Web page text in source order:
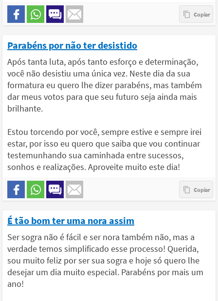
Parabéns por não ter desistido
Após tanta luta, após tanto esforço e determinação,
você não desistiu uma única vez. Neste dia da sua
formatura eu quero lhe dizer parabéns, mas também
dar meus votos para que seu futuro seja ainda mais
brilhante.
Estou torcendo por você, sempre estive e sempre irei
estar, por isso eu quero que saiba que vou continuar
testemunhando sua caminhada entre sucessos,
sonhos e realizações. Aproveite muito este dia!
É tão bom ter uma nora assim
Ser sogra não é fácil e ser nora também não, mas a
verdade temos simplificado esse processo! Querida,
sou muito feliz por ser sua sogra e hoje só quero lhe
desejar um dia muito especial. Parabéns por mais um
ano!